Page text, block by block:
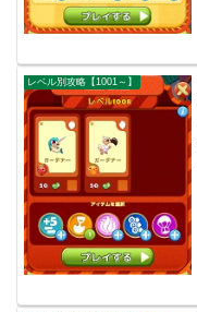
レベル別攻略【1001～】